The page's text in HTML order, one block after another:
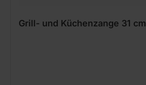
Grill- und Küchenzange 31 cm